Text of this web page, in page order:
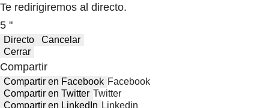
Te redirigiremos al directo.
5 "
Directo
Cancelar
Cerrar
Compartir
Compartir en Facebook Facebook
Compartir en Twitter Twitter
Compartir en LinkedIn Linkedin